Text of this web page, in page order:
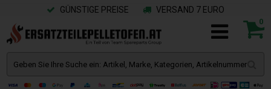
GÜNSTIGE PREISE VERSAND 7 EURO
0